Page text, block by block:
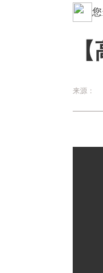
来源：